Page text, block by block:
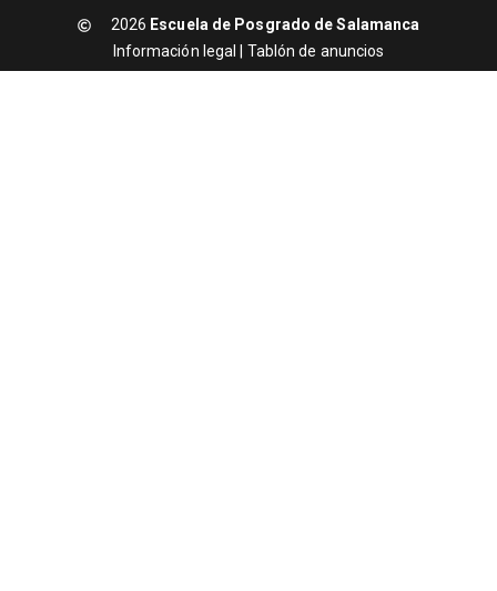
2026 Escuela de Posgrado de Salamanca
Información legal
Tablón de anuncios